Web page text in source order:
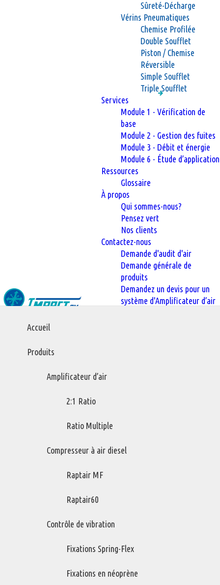
Sûreté-Décharge
Vérins Pneumatiques
Chemise Profilée
Double Soufflet
Piston / Chemise
Réversible
Simple Soufflet
Triple Soufflet
Services
Module 1 - Vérification de
base
Module 2 - Gestion des fuites
Module 3 - Débit et énergie
Module 6 - Étude d’application
Ressources
Glossaire
À propos
Qui sommes-nous?
Pensez vert
Nos clients
Contactez-nous
Demande d'audit d'air
Demande générale de
produits
Demandez un devis pour un
système d'Amplificateur d’air
Main
navigation
Accueil
Produits
Amplificateur d’air
2:1 Ratio
Ratio Multiple
Compresseur à air diesel
Raptair MF
Raptair60
Contrôle de vibration
Fixations Spring-Flex
Fixations en néoprène
Accueil
Refroidisseurs à base d’air
haute performance et écoénergétiques.